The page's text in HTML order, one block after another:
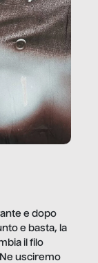
e dopo
e basta, la
il filo
usciremo